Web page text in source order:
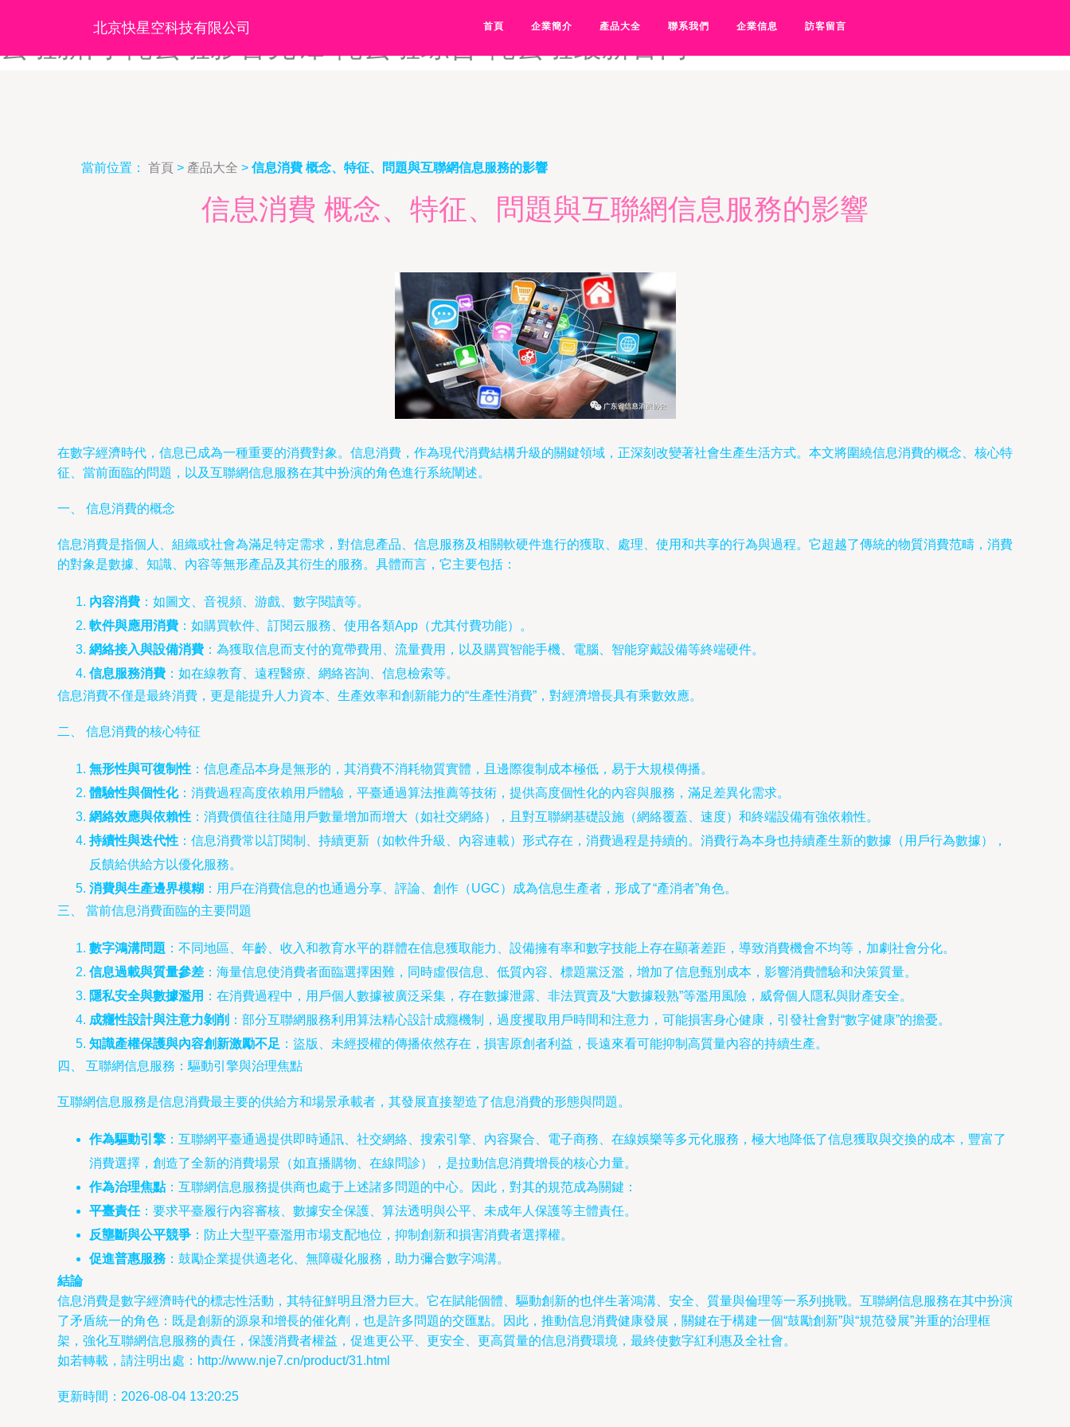
俺去啦久久网-俺去啦啦电影网-俺去啦视频-俺去啦网-俺去啦网站-俺去啦无码专区-俺
北京快星空科技有限公司 首頁 企業簡介 產品大全 聯系我們 企業信息 訪客留言
當前位置： 首頁 > 產品大全 > 信息消費 概念、特征、問題與互聯網信息服務的影響
信息消費 概念、特征、問題與互聯網信息服務的影響
在數字經濟時代，信息已成為一種重要的消費對象。信息消費，作為現代消費結構升級的關鍵領域，正深刻改變著社會生產生活方式。本文將圍繞信息消費的概念、核心特
征、當前面臨的問題，以及互聯網信息服務在其中扮演的角色進行系統闡述。
一、 信息消費的概念
信息消費是指個人、組織或社會為滿足特定需求，對信息產品、信息服務及相關軟硬件進行的獲取、處理、使用和共享的行為與過程。它超越了傳統的物質消費范疇，消費
的對象是數據、知識、內容等無形產品及其衍生的服務。具體而言，它主要包括：
內容消費 ：如圖文、音視頻、游戲、數字閱讀等。
軟件與應用消費 ：如購買軟件、訂閱云服務、使用各類App（尤其付費功能）。
網絡接入與設備消費 ：為獲取信息而支付的寬帶費用、流量費用，以及購買智能手機、電腦、智能穿戴設備等終端硬件。
信息服務消費 ：如在線教育、遠程醫療、網絡咨詢、信息檢索等。
信息消費不僅是最終消費，更是能提升人力資本、生產效率和創新能力的“生產性消費”，對經濟增長具有乘數效應。
二、 信息消費的核心特征
無形性與可復制性 ：信息產品本身是無形的，其消費不消耗物質實體，且邊際復制成本極低，易于大規模傳播。
體驗性與個性化：消費過程高度依賴用戶體驗，平臺通過算法推薦等技術，提供高度個性化的內容與服務，滿足差異化需求。
網絡效應與依賴性 ：消費價值往往隨用戶數量增加而增大（如社交網絡），且對互聯網基礎設施（網絡覆蓋、速度）和終端設備有強依賴性。
持續性與迭代性 ：信息消費常以訂閱制、持續更新（如軟件升級、內容連載）形式存在，消費過程是持續的。消費行為本身也持續產生新的數據（用戶行為數據），
反饋給供給方以優化服務。
消費與生產邊界模糊 ：用戶在消費信息的也通過分享、評論、創作（UGC）成為信息生產者，形成了“產消者”角色。
三、 當前信息消費面臨的主要問題
數字鴻溝問題 ：不同地區、年齡、收入和教育水平的群體在信息獲取能力、設備擁有率和數字技能上存在顯著差距，導致消費機會不均等，加劇社會分化。
信息過載與質量參差 ：海量信息使消費者面臨選擇困難，同時虛假信息、低質內容、標題黨泛濫，增加了信息甄別成本，影響消費體驗和決策質量。
隱私安全與數據濫用 ：在消費過程中，用戶個人數據被廣泛采集，存在數據泄露、非法買賣及“大數據殺熟”等濫用風險，威脅個人隱私與財產安全。
成癮性設計與注意力剝削 ：部分互聯網服務利用算法精心設計成癮機制，過度攫取用戶時間和注意力，可能損害身心健康，引發社會對“數字健康”的擔憂。
知識產權保護與內容創新激勵不足 ：盜版、未經授權的傳播依然存在，損害原創者利益，長遠來看可能抑制高質量內容的持續生產。
四、 互聯網信息服務：驅動引擎與治理焦點
互聯網信息服務是信息消費最主要的供給方和場景承載者，其發展直接塑造了信息消費的形態與問題。
作為驅動引擎 ：互聯網平臺通過提供即時通訊、社交網絡、搜索引擎、內容聚合、電子商務、在線娛樂等多元化服務，極大地降低了信息獲取與交換的成本，豐富了
消費選擇，創造了全新的消費場景（如直播購物、在線問診），是拉動信息消費增長的核心力量。
作為治理焦點：互聯網信息服務提供商也處于上述諸多問題的中心。因此，對其的規范成為關鍵：
平臺責任：要求平臺履行內容審核、數據安全保護、算法透明與公平、未成年人保護等主體責任。
反壟斷與公平競爭 ：防止大型平臺濫用市場支配地位，抑制創新和損害消費者選擇權。
促進普惠服務 ：鼓勵企業提供適老化、無障礙化服務，助力彌合數字鴻溝。
結論
信息消費是數字經濟時代的標志性活動，其特征鮮明且潛力巨大。它在賦能個體、驅動創新的也伴生著鴻溝、安全、質量與倫理等一系列挑戰。互聯網信息服務在其中扮演
了矛盾統一的角色：既是創新的源泉和增長的催化劑，也是許多問題的交匯點。因此，推動信息消費健康發展，關鍵在于構建一個“鼓勵創新”與“規范發展”并重的治理框
架，強化互聯網信息服務的責任，保護消費者權益，促進更公平、更安全、更高質量的信息消費環境，最終使數字紅利惠及全社會。
如若轉載，請注明出處：http://www.nje7.cn/product/31.html
更新時間：2026-08-04 13:20:25